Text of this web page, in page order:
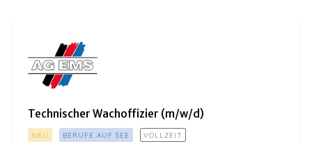
Technischer Wachoffizier (m/w/d)
NEU BERUFE AUF SEE VOLLZEIT